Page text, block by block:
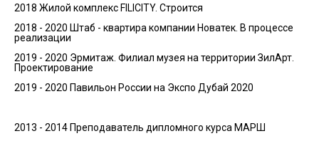
2018 Жилой комплекс FILICITY. Строится
2018 - 2020 Штаб - квартира компании Новатек. В процессе
реализации
2019 - 2020 Эрмитаж. Филиал музея на территории ЗилАрт.
Проектирование
2019 - 2020 Павильон России на Экспо Дубай 2020
2013 - 2014 Преподаватель дипломного курса МАРШ